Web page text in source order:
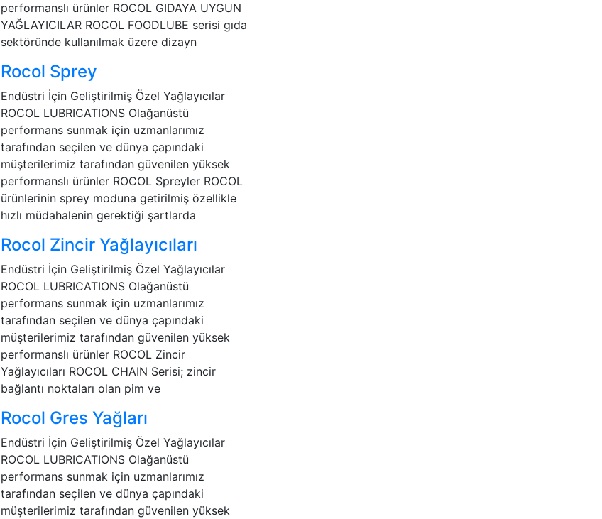
performanslı ürünler ROCOL GIDAYA UYGUN
YAĞLAYICILAR ROCOL FOODLUBE serisi gıda
sektöründe kullanılmak üzere dizayn
Rocol Sprey
Endüstri İçin Geliştirilmiş Özel Yağlayıcılar
ROCOL LUBRICATIONS Olağanüstü
performans sunmak için uzmanlarımız
tarafından seçilen ve dünya çapındaki
müşterilerimiz tarafından güvenilen yüksek
performanslı ürünler ROCOL Spreyler ROCOL
ürünlerinin sprey moduna getirilmiş özellikle
hızlı müdahalenin gerektiği şartlarda
Rocol Zincir Yağlayıcıları
Endüstri İçin Geliştirilmiş Özel Yağlayıcılar
ROCOL LUBRICATIONS Olağanüstü
performans sunmak için uzmanlarımız
tarafından seçilen ve dünya çapındaki
müşterilerimiz tarafından güvenilen yüksek
performanslı ürünler ROCOL Zincir
Yağlayıcıları ROCOL CHAIN Serisi; zincir
bağlantı noktaları olan pim ve
Rocol Gres Yağları
Endüstri İçin Geliştirilmiş Özel Yağlayıcılar
ROCOL LUBRICATIONS Olağanüstü
performans sunmak için uzmanlarımız
tarafından seçilen ve dünya çapındaki
müşterilerimiz tarafından güvenilen yüksek